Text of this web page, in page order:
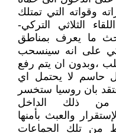
وقواته التي تمتلك
الثلاثي التركي-
ما يعرف بمناطق
على انه سينسحب
،وبدون ان يتم رفع
حاسم لا يحتمل اي
بان روسيا ستخسر
من ذلك الداخل
والعبث بأمنها
من تلك الجماعات